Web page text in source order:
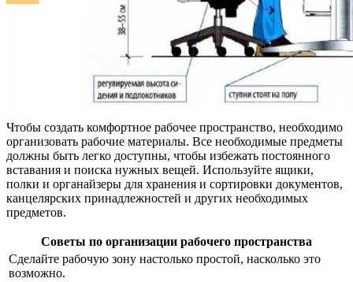
Чтобы создать комфортное рабочее пространство, необходимо
организовать рабочие материалы. Все необходимые предметы
должны быть легко доступны, чтобы избежать постоянного
вставания и поиска нужных вещей. Используйте ящики,
полки и органайзеры для хранения и сортировки документов,
канцелярских принадлежностей и других необходимых
предметов.
Советы по организации рабочего пространства
Сделайте рабочую зону настолько простой, насколько это
возможно.